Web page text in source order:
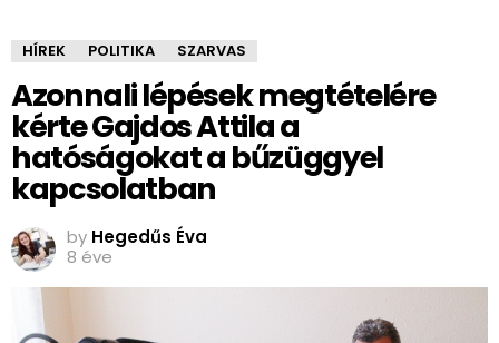
HÍREK POLITIKA SZARVAS
Azonnali lépések megtételére
kérte Gajdos Attila a
hatóságokat a bűzüggyel
kapcsolatban
by Hegedűs Éva
8 éve